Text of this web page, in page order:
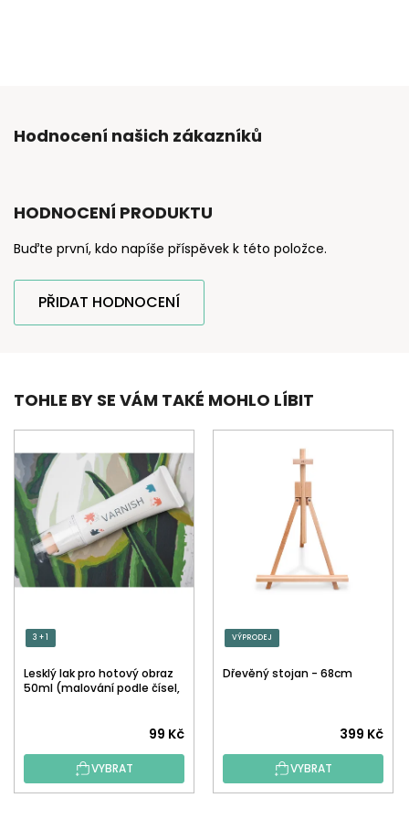
Hodnocení našich zákazníků
HODNOCENÍ PRODUKTU
Buďte první, kdo napíše příspěvek k této položce.
PŘIDAT HODNOCENÍ
TOHLE BY SE VÁM TAKÉ MOHLO LÍBIT
3 + 1
Lesklý lak pro hotový obraz
50ml (malování podle čísel,
hodnocení
produktu
je
99 Kč
VYBRAT
VÝPRODEJ
Dřevěný stojan - 68cm
399 Kč
VYBRAT